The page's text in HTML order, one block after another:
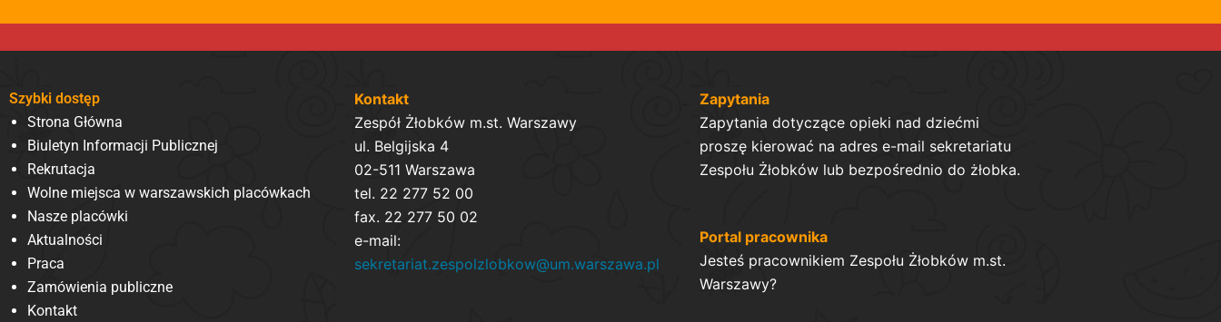
Szybki dostęp
Strona Główna
Biuletyn Informacji Publicznej
Rekrutacja
Wolne miejsca w warszawskich placówkach
Nasze placówki
Aktualności
Praca
Zamówienia publiczne
Kontakt
Kontakt
Zespół Żłobków m.st. Warszawy
ul. Belgijska 4
02-511 Warszawa
tel. 22 277 52 00
fax. 22 277 50 02
e-mail:
sekretariat.zespolzlobkow@um.warszawa.pl
Zapytania
Zapytania dotyczące opieki nad dziećmi
proszę kierować na adres e-mail sekretariatu
Zespołu Żłobków lub bezpośrednio do żłobka.
Portal pracownika
Jesteś pracownikiem Zespołu Żłobków m.st.
Warszawy?